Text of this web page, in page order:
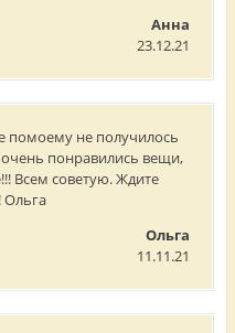
Анна
23.12.21
помоему не получилось
понравились вещи,
Всем советую. Ждите
Ольга
Ольга
11.11.21